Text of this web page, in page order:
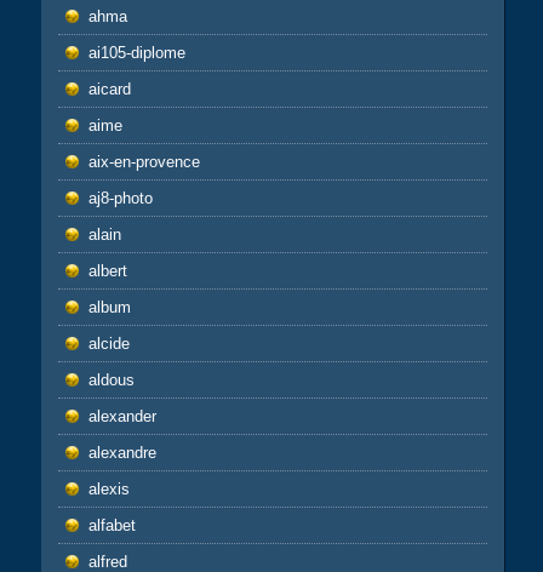
ahma
ai105-diplome
aicard
aime
aix-en-provence
aj8-photo
alain
albert
album
alcide
aldous
alexander
alexandre
alexis
alfabet
alfred